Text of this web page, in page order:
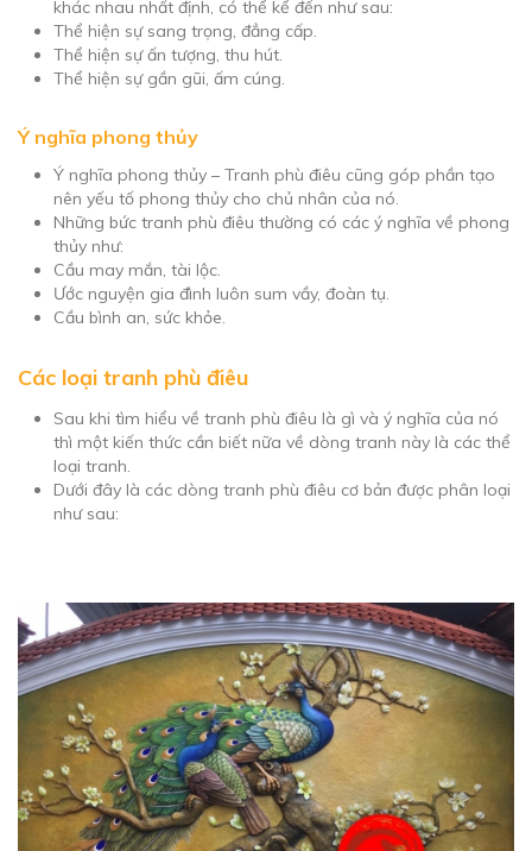
khác nhau nhất định, có thể kể đến như sau:
Thể hiện sự sang trọng, đẳng cấp.
Thể hiện sự ấn tượng, thu hút.
Thể hiện sự gần gũi, ấm cúng.
Ý nghĩa phong thủy
Ý nghĩa phong thủy – Tranh phù điêu cũng góp phần tạo
nên yếu tố phong thủy cho chủ nhân của nó.
Những bức tranh phù điêu thường có các ý nghĩa về phong
thủy như:
Cầu may mắn, tài lộc.
Ước nguyện gia đình luôn sum vầy, đoàn tụ.
Cầu bình an, sức khỏe.
Các loại tranh phù điêu
Sau khi tìm hiểu về tranh phù điêu là gì và ý nghĩa của nó
thì một kiến thức cần biết nữa về dòng tranh này là các thể
loại tranh.
Dưới đây là các dòng tranh phù điêu cơ bản được phân loại
như sau: